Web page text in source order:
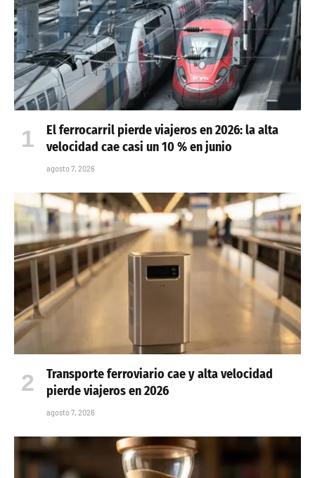
El ferrocarril pierde viajeros en 2026: la alta
velocidad cae casi un 10 % en junio
agosto 7, 2026
Transporte ferroviario cae y alta velocidad
pierde viajeros en 2026
agosto 7, 2026